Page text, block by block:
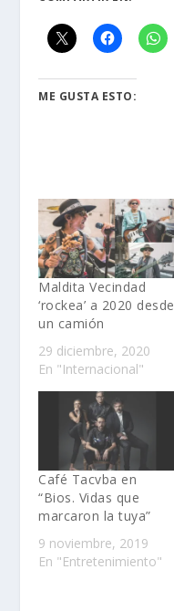
ME GUSTA ESTO:
Maldita Vecindad
‘rockea’ a 2020 desde
un camión
29 diciembre, 2020
En "Internacional"
Café Tacvba en
“Bios. Vidas que
marcaron la tuya”
9 noviembre, 2019
En "Entretenimiento"